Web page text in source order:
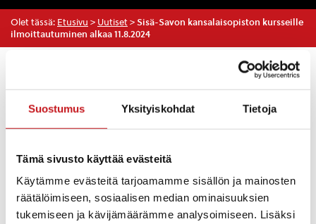
Suostumus Yksityiskohdat Tietoja
Tämä sivusto käyttää evästeitä
Käytämme evästeitä tarjoamamme sisällön ja mainosten
räätälöimiseen, sosiaalisen median ominaisuuksien
tukemiseen ja kävijämäärämme analysoimiseen. Lisäksi
Olet tässä: Etusivu > Uutiset > Sisä-Savon kansalaisopiston kursseille
ilmoittautuminen alkaa 11.8.2024
2.8.2024 — 14:53